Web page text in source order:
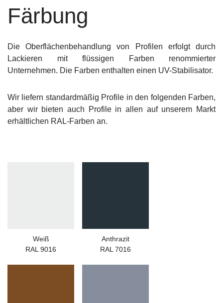
Färbung
Die Oberflächenbehandlung von Profilen erfolgt durch
Lackieren mit flüssigen Farben renommierter
Unternehmen. Die Farben enthalten einen UV-Stabilisator.
Wir liefern standardmäßig Profile in den folgenden Farben,
aber wir bieten auch Profile in allen auf unserem Markt
erhältlichen RAL-Farben an.
Weiß
RAL 9016
Anthrazit
RAL 7016